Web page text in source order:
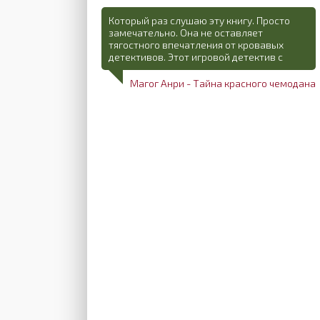
Который раз слушаю эту книгу. Просто
замечательно. Она не оставляет
тягостного впечатления от кровавых
детективов. Этот игровой детектив с
Магог Анри - Тайна красного чемодана